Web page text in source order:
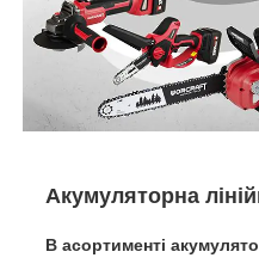
Акумуляторна
В асортименті